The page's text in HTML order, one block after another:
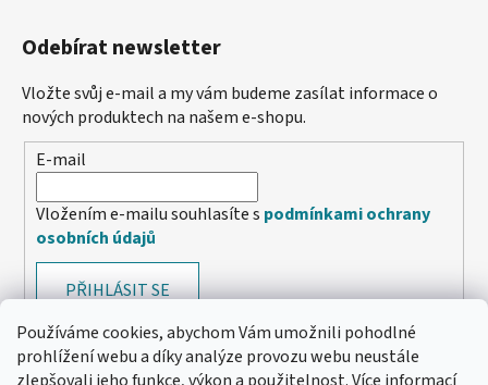
Používáme cookies, abychom Vám umožnili pohodlné
prohlížení webu a díky analýze provozu webu neustále
Odebírat newsletter
Vložte svůj e-mail a my vám budeme zasílat informace o
nových produktech na našem e-shopu.
E-mail
Vložením e-mailu souhlasíte s podmínkami ochrany
osobních údajů
PŘIHLÁSIT SE